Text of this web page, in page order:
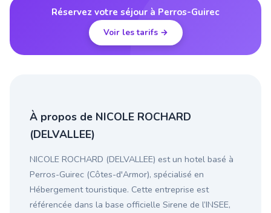
Réservez votre séjour à Perros-Guirec
Voir les tarifs →
À propos de NICOLE ROCHARD
(DELVALLEE)
NICOLE ROCHARD (DELVALLEE) est un hotel basé à
Perros-Guirec (Côtes-d'Armor), spécialisé en
Hébergement touristique. Cette entreprise est
référencée dans la base officielle Sirene de l’INSEE,